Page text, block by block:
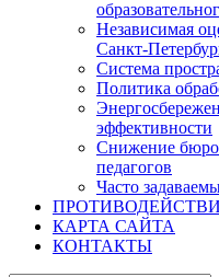
Независимая
Санкт-
Система
Политика
эффективности
Снижение
педагогов
Часто
КАРТА САЙТА
КОНТАКТЫ